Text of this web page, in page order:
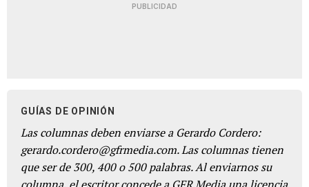
PUBLICIDAD
GUÍAS DE OPINIÓN
Las columnas deben enviarse a Gerardo Cordero:
gerardo.cordero@gfrmedia.com. Las columnas tienen
que ser de 300, 400 o 500 palabras. Al enviarnos su
columna, el escritor concede a GFR Media una licencia